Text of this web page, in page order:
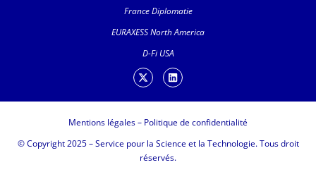
France Diplomatie
EURAXESS North America
D-Fi USA
Mentions légales– Politique de confidentialité
© Copyright 2025 – Service pour la Science et la Technologie. Tous droit
réservés.